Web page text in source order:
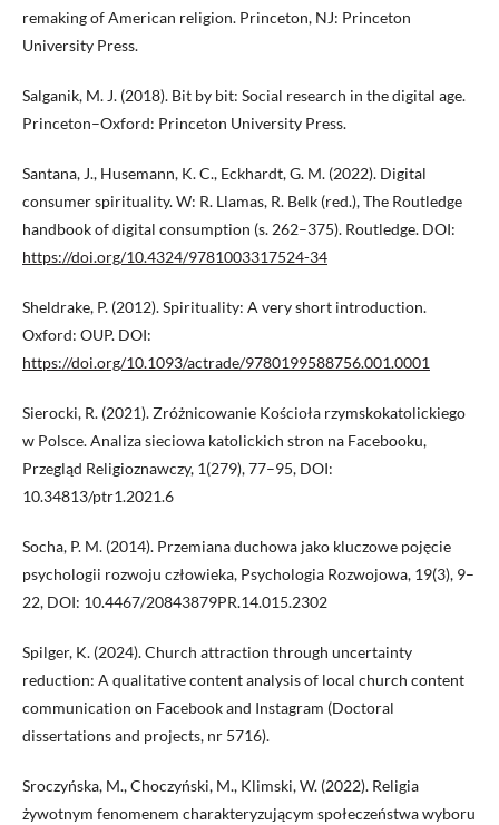
remaking of American religion. Princeton, NJ: Princeton
University Press.
Salganik, M. J. (2018). Bit by bit: Social research in the digital age.
Princeton–Oxford: Princeton University Press.
Santana, J., Husemann, K. C., Eckhardt, G. M. (2022). Digital
consumer spirituality. W: R. Llamas, R. Belk (red.), The Routledge
handbook of digital consumption (s. 262–375). Routledge. DOI:
https://doi.org/10.4324/9781003317524-34
Sheldrake, P. (2012). Spirituality: A very short introduction.
Oxford: OUP. DOI:
https://doi.org/10.1093/actrade/9780199588756.001.0001
Sierocki, R. (2021). Zróżnicowanie Kościoła rzymskokatolickiego
w Polsce. Analiza sieciowa katolickich stron na Facebooku,
Przegląd Religioznawczy, 1(279), 77–95, DOI:
10.34813/ptr1.2021.6
Socha, P. M. (2014). Przemiana duchowa jako kluczowe pojęcie
psychologii rozwoju człowieka, Psychologia Rozwojowa, 19(3), 9–
22, DOI: 10.4467/20843879PR.14.015.2302
Spilger, K. (2024). Church attraction through uncertainty
reduction: A qualitative content analysis of local church content
communication on Facebook and Instagram (Doctoral
dissertations and projects, nr 5716).
Sroczyńska, M., Choczyński, M., Klimski, W. (2022). Religia
żywotnym fenomenem charakteryzującym społeczeństwa wyboru